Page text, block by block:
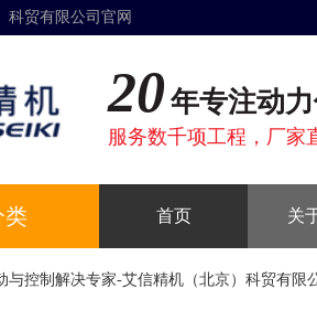
科贸有限公司官网
20 年专注动
服务数千项工程，厂家
类 首页 关
与控制解决专家-艾信精机（北京）科贸有限